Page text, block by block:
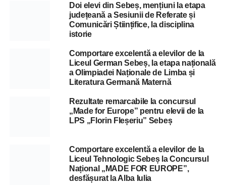
Doi elevi din Sebeș, mențiuni la etapa
județeană a Sesiunii de Referate și
Comunicări Științifice, la disciplina
istorie
Comportare excelentă a elevilor de la
Liceul German Sebeș, la etapa națională
a Olimpiadei Naționale de Limba și
Literatura Germană Maternă
Rezultate remarcabile la concursul
„Made for Europe” pentru elevii de la
LPS „Florin Fleșeriu” Sebeș
Comportare excelentă a elevilor de la
Liceul Tehnologic Sebeș la Concursul
Național „MADE FOR EUROPE”,
desfășurat la Alba Iulia